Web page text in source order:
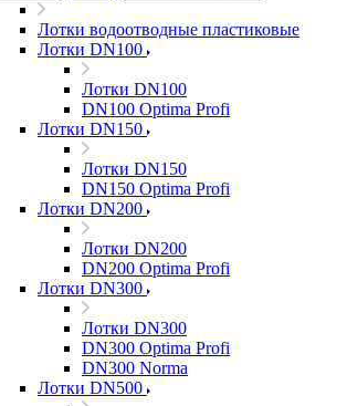
Лотки водоотводные пластиковые
Лотки DN100
Лотки DN100
DN100 Optima Profi
Лотки DN150
Лотки DN150
DN150 Optima Profi
Лотки DN200
Лотки DN200
DN200 Optima Profi
Лотки DN300
Лотки DN300
DN300 Optima Profi
DN300 Norma
Лотки DN500